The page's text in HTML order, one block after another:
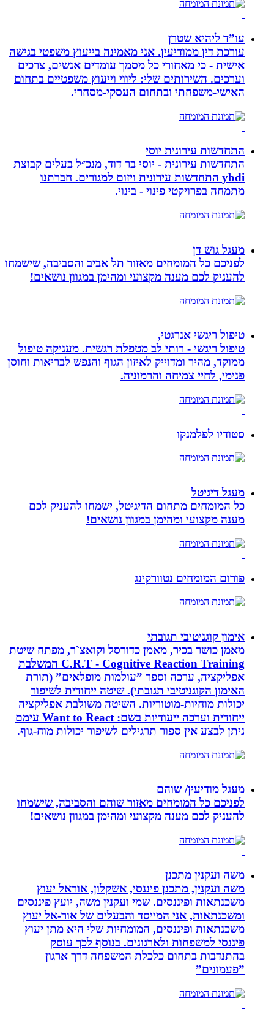
עו”ד ליהיא שטרן
עורכת דין ממודיעין. אני מאמינה בייעוץ משפטי בגישה
אישית - כי מאחורי כל מסמך עומדים אנשים, צרכים
וערכים. השירותים שלי: ליווי וייעוץ משפטיים בתחום
האישי-משפחתי ובתחום העסקי-מסחרי.
התחדשות עירונית יוסי
התחדשות עירונית - יוסי בר דוד, מנכ״ל בעלים קבוצת
ybdi התחדשות עירונית ויזום למגורים. חברתנו
מתמחה בפרויקטי פינוי - בינוי.
מעגל גוש דן
לפניכם כל המומחים מאזור תל אביב והסביבה, שישמחו
להעניק לכם מענה מקצועי ומהימן במגוון נושאים!
טיפול ריגשי אנרגטי,
טיפול ריגשי - רותי לב מטפלת רגשית. מעניקה טיפול
ממוקד, מהיר ומדוייק לאיזון הגוף והנפש לבריאות וחוסן
פנימי, לחיי צמיחה והרמוניה.
סטודיו לפלמנקו
מעגל דיגיטל
כל המומחים מתחום הדיגיטל, ישמחו להעניק לכם
מענה מקצועי ומהימן במגוון נושאים!
פורום המומחים נטוורקינג
אימון קוגניטיבי תגובתי
מאמן כושר בכיר, מאמן כדורסל וקואצ`ר, מפתח שיטת
C.R.T - Cognitive Reaction Training המשלבת
אפליקציה, ערכה וספר ”עולמות מופלאים” (תורת
האימון הקוגניטיבי תגובתי). שיטה ייחודית לשיפור
יכולות מוחיות-מוטוריות. השיטה משולבת אפליקציה
ייחודית וערכה ייעודיות בשם: Want to React עימם
ניתן לבצע אין ספור תרגילים לשיפור יכולות מוח-גוף.
מעגל מודיעין/ שוהם
לפניכם כל המומחים מאזור שוהם והסביבה, שישמחו
להעניק לכם מענה מקצועי ומהימן במגוון נושאים!
משה ועקנין מתכנן
משה ועקנין, מתכנן פיננסי, אשקלון, אוראל יעוץ
משכנתאות ופיננסים. שמי ועקנין משה, יועץ פיננסים
ומשכנתאות, אני המייסד והבעלים של אור-אל יעוץ
משכנתאות ופיננסים, המומחיות שלי היא מתן יעוץ
פיננסי למשפחות ולארגונים. בנוסף לכך עוסק
בהתנדבות בתחום כלכלת המשפחה דרך ארגון
”פעמונים”